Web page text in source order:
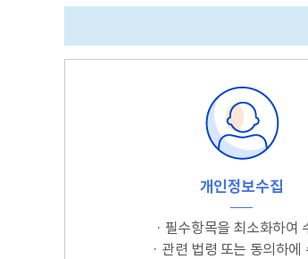
개인정보수집
· 필수항목을 최소화하여
· 관련 법령 또는 동의하에